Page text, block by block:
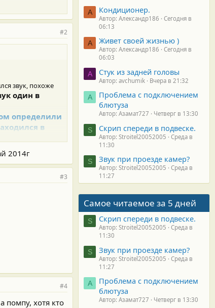
#2
звук, похоже
один в
определили
в
уже
9.5т.р.,
штуку, так как
2014г
#3
#4
помпу, хотя кто
А Кондиционер.
Автор: Александр186
Сегодня в
06:13
А Живет своей жизнью )
Автор: Александр186
Сегодня в
06:03
A Стук из задней головы
Автор: avchumik Вчера в 21:32
А
Проблема с подключением
блютуза
Автор: Азамат727 Четверг в 13:30
S Скрип спереди в подвеске.
Автор: Stroitel20052005
Среда в
11:30
S Звук при проезде камер?
Автор: Stroitel20052005
Среда в
11:27
Самое читаемое за 5 дней
S Скрип спереди в подвеске.
Автор: Stroitel20052005
Среда в
11:30
S Звук при проезде камер?
Автор: Stroitel20052005
Среда в
11:27
А
Проблема с подключением
блютуза
Автор: Азамат727 Четверг в 13:30